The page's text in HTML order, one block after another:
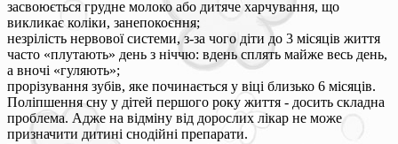
засвоюється грудне молоко або дитяче харчування, що
викликає коліки, занепокоєння;
незрілість нервової системи, з-за чого діти до 3 місяців життя
часто «плутають» день з ніччю: вдень сплять майже весь день,
а вночі «гуляють»;
прорізування зубів, яке починається у віці близько 6 місяців.
Поліпшення сну у дітей першого року життя - досить складна
проблема. Адже на відміну від дорослих лікар не може
призначити дитині снодійні препарати.